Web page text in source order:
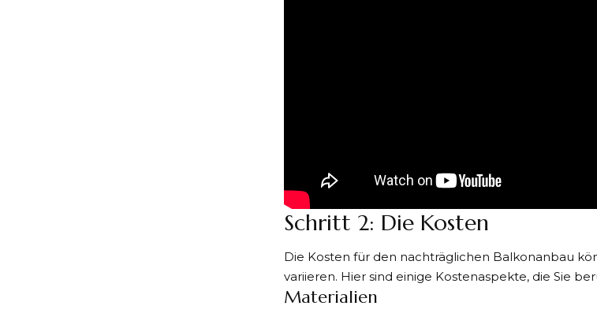
Schritt 2: Die Kosten
Die Kosten für den nachträglichen Balkonanbau
variieren. Hier sind einige Kostenaspekte, die Sie
Materialien